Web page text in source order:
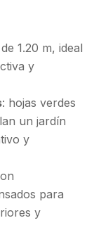
1.20 m, ideal
y
: hojas verdes
un jardín
y
para
y